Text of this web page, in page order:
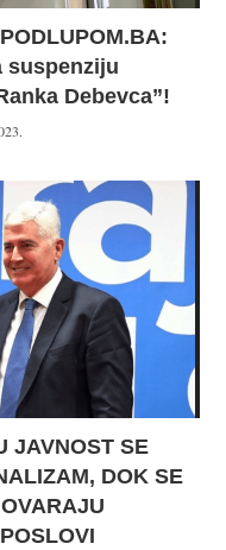
suspenziju
Debevca”!
JAVNOST SE
DOK SE